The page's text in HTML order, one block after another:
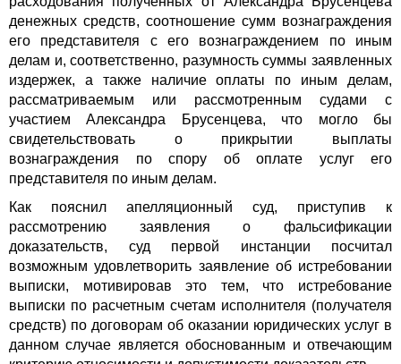
денежных средств, соотношение сумм вознаграждения
его представителя с его вознаграждением по иным
делам и, соответственно, разумность суммы заявленных
издержек, а также наличие оплаты по иным делам,
рассматриваемым или рассмотренным судами с
участием Александра Брусенцева, что могло бы
свидетельствовать о прикрытии выплаты
вознаграждения по спору об оплате услуг его
представителя по иным делам.
Как пояснил апелляционный суд, приступив к
рассмотрению заявления о фальсификации
доказательств, суд первой инстанции посчитал
возможным удовлетворить заявление об истребовании
выписки, мотивировав это тем, что истребование
выписки по расчетным счетам исполнителя (получателя
средств) по договорам об оказании юридических услуг в
данном случае является обоснованным и отвечающим